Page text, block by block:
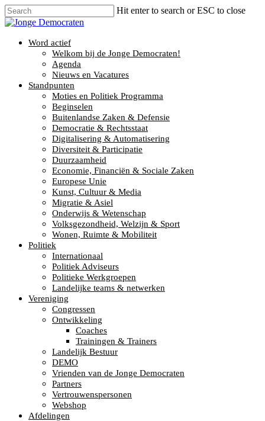
Hit enter to search or ESC to close
Word actief
Welkom bij de Jonge Democraten!
Agenda
Nieuws en Vacatures
Standpunten
Moties en Politiek Programma
Beginselen
Buitenlandse Zaken & Defensie
Democratie & Rechtsstaat
Digitalisering & Automatisering
Diversiteit & Participatie
Duurzaamheid
Economie, Financiën & Sociale Zaken
Europese Unie
Kunst, Cultuur & Media
Migratie & Asiel
Onderwijs & Wetenschap
Volksgezondheid, Welzijn & Sport
Wonen, Ruimte & Mobiliteit
Politiek
Internationaal
Politiek Adviseurs
Politieke Werkgroepen
Landelijke teams & netwerken
Vereniging
Congressen
Ontwikkeling
Coaches
Trainingen & Trainers
Landelijk Bestuur
DEMO
Vrienden van de Jonge Democraten
Partners
Vertrouwenspersonen
Webshop
Afdelingen